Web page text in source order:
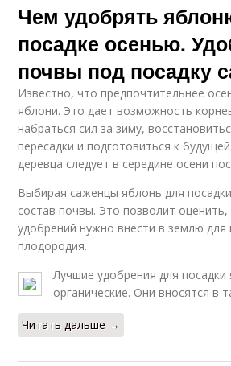
Чем удобрять
посадке осенью.
почвы под посадку
Известно, что предпочтительнее
яблони. Это дает возможность
набраться сил за зиму,
пересадки и подготовиться к
деревца следует в середине осени
Выбирая саженцы яблонь для
состав почвы. Это позволит оценить,
удобрений нужно внести в землю
плодородия.
Лучшие удобрения для посадки
органические. Они вносятся в
Читать дальше →